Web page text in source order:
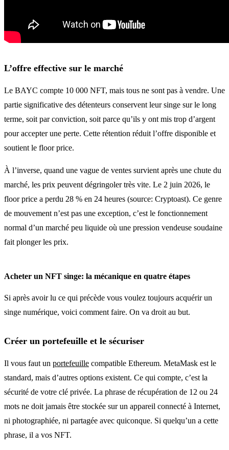
L’offre effective sur le marché
Le BAYC compte 10 000 NFT, mais tous ne sont pas à vendre. Une
partie significative des détenteurs conservent leur singe sur le long
terme, soit par conviction, soit parce qu’ils y ont mis trop d’argent
pour accepter une perte. Cette rétention réduit l’offre disponible et
soutient le floor price.
À l’inverse, quand une vague de ventes survient après une chute du
marché, les prix peuvent dégringoler très vite. Le 2 juin 2026, le
floor price a perdu 28 % en 24 heures (source: Cryptoast). Ce genre
de mouvement n’est pas une exception, c’est le fonctionnement
normal d’un marché peu liquide où une pression vendeuse soudaine
fait plonger les prix.
Acheter un NFT singe: la mécanique en quatre étapes
Si après avoir lu ce qui précède vous voulez toujours acquérir un
singe numérique, voici comment faire. On va droit au but.
Créer un portefeuille et le sécuriser
Il vous faut un portefeuille compatible Ethereum. MetaMask est le
standard, mais d’autres options existent. Ce qui compte, c’est la
sécurité de votre clé privée. La phrase de récupération de 12 ou 24
mots ne doit jamais être stockée sur un appareil connecté à Internet,
ni photographiée, ni partagée avec quiconque. Si quelqu’un a cette
phrase, il a vos NFT.